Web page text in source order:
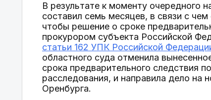
В результате к моменту очередного
составил семь месяцев, в связи с
чтобы решение о сроке
прокурором субъекта Российской
статьи 162 УПК Российской
областного суда отменила
срока предварительного следствия
расследования, и направила дело
Оренбурга.